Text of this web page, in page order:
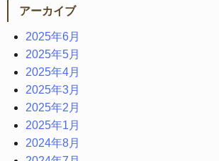
アーカイブ
2025年6月
2025年5月
2025年4月
2025年3月
2025年2月
2025年1月
2024年8月